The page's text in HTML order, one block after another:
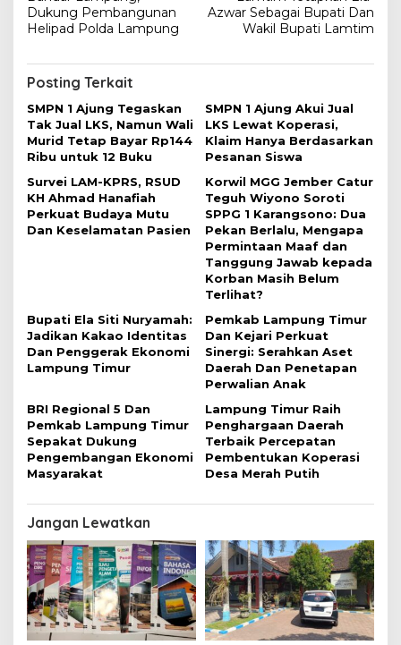
v
i
g
a
s
i
p
o
s
Dukung Pembangunan
Helipad Polda Lampung
Azwar Sebagai Bupati Dan
Wakil Bupati Lamtim
Posting Terkait
SMPN 1 Ajung Tegaskan
Tak Jual LKS, Namun Wali
Murid Tetap Bayar Rp144
Ribu untuk 12 Buku
SMPN 1 Ajung Akui Jual
LKS Lewat Koperasi,
Klaim Hanya Berdasarkan
Pesanan Siswa
Survei LAM-KPRS, RSUD
KH Ahmad Hanafiah
Perkuat Budaya Mutu
Dan Keselamatan Pasien
Korwil MGG Jember Catur
Teguh Wiyono Soroti
SPPG 1 Karangsono: Dua
Pekan Berlalu, Mengapa
Permintaan Maaf dan
Tanggung Jawab kepada
Korban Masih Belum
Terlihat?
Bupati Ela Siti Nuryamah:
Jadikan Kakao Identitas
Dan Penggerak Ekonomi
Lampung Timur
Pemkab Lampung Timur
Dan Kejari Perkuat
Sinergi: Serahkan Aset
Daerah Dan Penetapan
Perwalian Anak
BRI Regional 5 Dan
Pemkab Lampung Timur
Sepakat Dukung
Pengembangan Ekonomi
Masyarakat
Lampung Timur Raih
Penghargaan Daerah
Terbaik Percepatan
Pembentukan Koperasi
Desa Merah Putih
Jangan Lewatkan